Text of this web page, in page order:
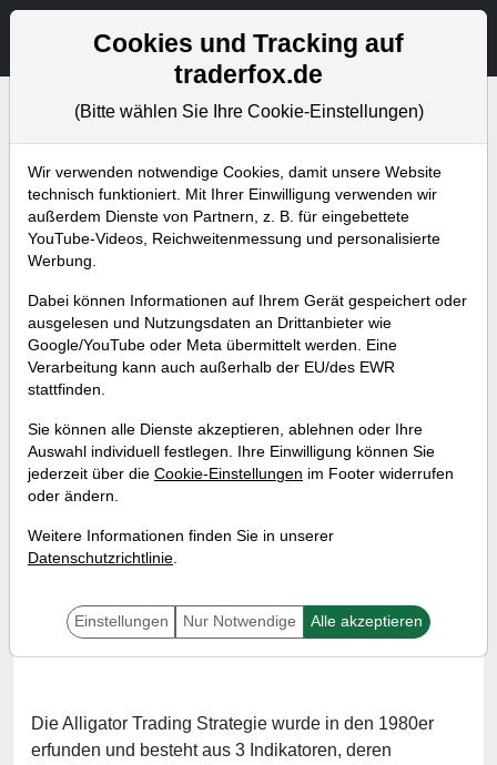
Aktien- und Artikelsuche
Bevorstehende Webinare Alle Aufzeichnungen
Serie - Die wichtigsten
Indikatoren (Teil 16) Alligator
Trading Strategie nach Bill
Referent:Martin König
Seminar-Unterlagen:
16-alligator.pdf
Die Alligator Trading Strategie wurde in den 1980er
erfunden und besteht aus 3 Indikatoren, deren
Cookies und Tracking auf
traderfox.de
(Bitte wählen Sie Ihre Cookie-Einstellungen)
Wir verwenden notwendige Cookies, damit unsere Website
technisch funktioniert. Mit Ihrer Einwilligung verwenden wir
außerdem Dienste von Partnern, z. B. für eingebettete
YouTube-Videos, Reichweitenmessung und personalisierte
Werbung.
Dabei können Informationen auf Ihrem Gerät gespeichert oder
ausgelesen und Nutzungsdaten an Drittanbieter wie
Google/YouTube oder Meta übermittelt werden. Eine
Verarbeitung kann auch außerhalb der EU/des EWR
stattfinden.
Sie können alle Dienste akzeptieren, ablehnen oder Ihre
Auswahl individuell festlegen. Ihre Einwilligung können Sie
jederzeit über die Cookie-Einstellungen im Footer widerrufen
oder ändern.
Weitere Informationen finden Sie in unserer
Datenschutzrichtlinie.
Einstellungen Nur Notwendige Alle akzeptieren